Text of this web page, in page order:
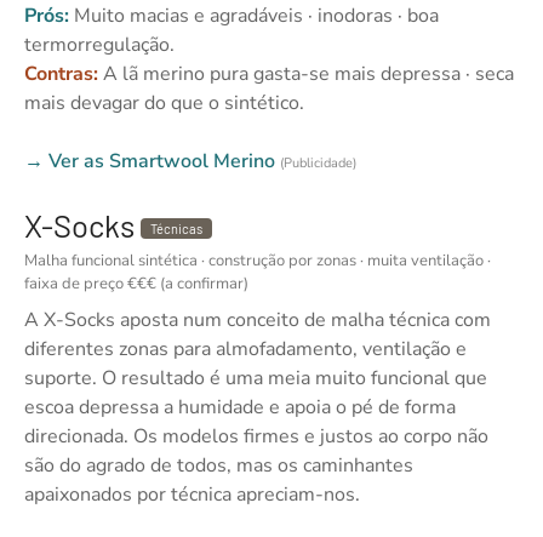
Prós: Muito macias e agradáveis · inodoras · boa
termorregulação.
Contras:A lã merino pura gasta-se mais depressa · seca
mais devagar do que o sintético.
→ Ver as Smartwool Merino (Publicidade)
X-Socks Técnicas
Malha funcional sintética · construção por zonas · muita ventilação ·
faixa de preço €€€ (a confirmar)
A X-Socks aposta num conceito de malha técnica com
diferentes zonas para almofadamento, ventilação e
suporte. O resultado é uma meia muito funcional que
escoa depressa a humidade e apoia o pé de forma
direcionada. Os modelos firmes e justos ao corpo não
são do agrado de todos, mas os caminhantes
apaixonados por técnica apreciam-nos.